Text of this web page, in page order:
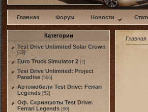
Главная Форум Новости
Категории
Test Drive Unlimited Solar Crown
[19]
Euro Truck Simulator 2 [2]
Test Drive Unlimited: Project
Paradise [566]
Автомобили Test Drive: Ferrari
Legends [52]
Оф. Скриншоты Test Drive:
Ferrari Legends [60]
Главная